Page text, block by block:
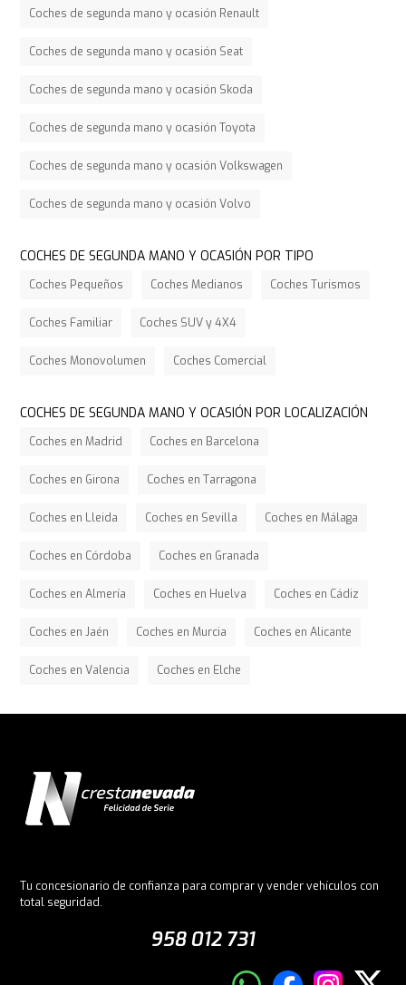
Coches de segunda mano y ocasión Renault
Coches de segunda mano y ocasión Seat
Coches de segunda mano y ocasión Skoda
Coches de segunda mano y ocasión Toyota
Coches de segunda mano y ocasión Volkswagen
Coches de segunda mano y ocasión Volvo
COCHES DE SEGUNDA MANO Y OCASIÓN POR TIPO
Coches Pequeños Coches Medianos Coches Turismos
Coches Familiar Coches SUV y 4X4
Coches Monovolumen Coches Comercial
COCHES DE SEGUNDA MANO Y OCASIÓN POR LOCALIZACIÓN
Coches en Madrid Coches en Barcelona
Coches en Girona Coches en Tarragona
Coches en Lleida Coches en Sevilla Coches en Málaga
Coches en Córdoba Coches en Granada
Coches en Almería Coches en Huelva Coches en Cádiz
Coches en Jaén Coches en Murcia Coches en Alicante
Coches en Valencia Coches en Elche
Tu concesionario de confianza para comprar y vender vehículos con
total seguridad.
958 012 731